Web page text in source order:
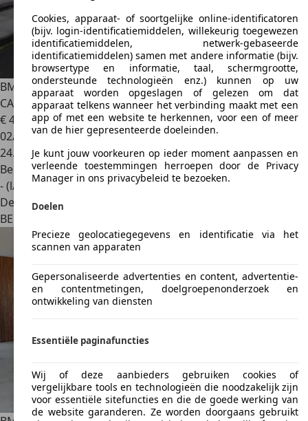
BMW 420iA Coupe M PACK NAVI / LED / LEDER / APPLE
CARPLAY
€ 41.350
02/2023
24.870 km
Benzine
- (l/100 km)
Dealer
BE 1850
Cookies, apparaat- of soortgelijke online-identificatoren
(bijv. login-identificatiemiddelen, willekeurig toegewezen
identificatiemiddelen, netwerk-gebaseerde
identificatiemiddelen) samen met andere informatie (bijv.
browsertype en informatie, taal, schermgrootte,
ondersteunde technologieën enz.) kunnen op uw
apparaat worden opgeslagen of gelezen om dat
apparaat telkens wanneer het verbinding maakt met een
app of met een website te herkennen, voor een of meer
van de hier gepresenteerde doeleinden.
Je kunt jouw voorkeuren op ieder moment aanpassen en
verleende toestemmingen herroepen door de Privacy
Manager in ons privacybeleid te bezoeken.
Doelen
Precieze geolocatiegegevens en identificatie via het
scannen van apparaten
Gepersonaliseerde advertenties en content, advertentie-
en contentmetingen, doelgroepenonderzoek en
ontwikkeling van diensten
Essentiële paginafuncties
Wij of deze aanbieders gebruiken cookies of
vergelijkbare tools en technologieën die noodzakelijk zijn
voor essentiële sitefuncties en die de goede werking van
de website garanderen. Ze worden doorgaans gebruikt